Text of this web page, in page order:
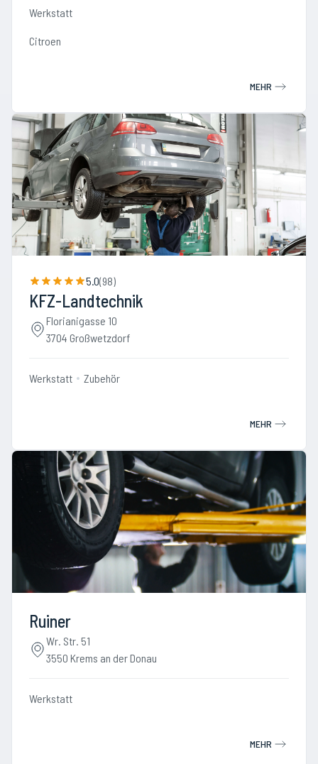
Werkstatt
Citroen
MEHR
5.0(98)
KFZ-Landtechnik
Florianigasse 10
3704 Großwetzdorf
Werkstatt Zubehör
MEHR
Ruiner
Wr. Str. 51
3550 Krems an der Donau
Werkstatt
MEHR